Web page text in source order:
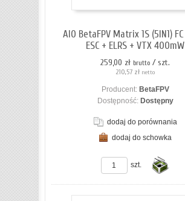
AIO BetaFPV Matrix 1S (5IN1)
ESC + ELRS + VTX 400mW
259,00 zł brutto / szt.
210,57 zł netto
Producent: BetaFPV
Dostępność: Dostępny
dodaj do porównania
dodaj do schowka
szt.